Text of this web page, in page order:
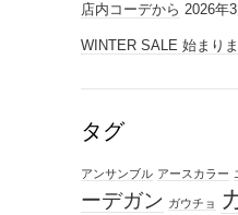
店内コーデから 2026年
WINTER SALE 始まり
タグ
アンサンブル アースカラー
ーデガン ガウチョ